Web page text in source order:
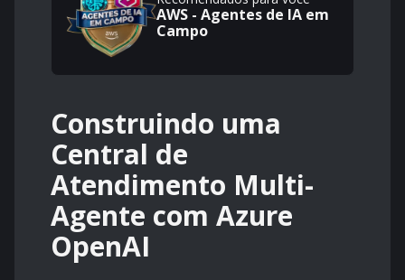
AWS - Agentes de IA em
Campo
Construindo uma
Central de
Atendimento Multi-
Agente com Azure
OpenAI